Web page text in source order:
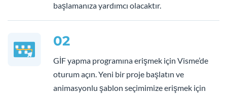
başlamanıza yardımcı olacaktır.
02
GİF yapma programına erişmek için Visme’de
oturum açın. Yeni bir proje başlatın ve
animasyonlu şablon seçimimize erişmek için